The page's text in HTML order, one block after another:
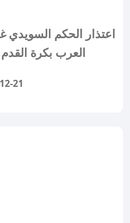
اعتذار الحكم السويدي
العرب بكرة
21